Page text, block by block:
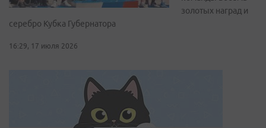
золотых наград и
серебро Кубка Губернатора
16:29, 17 июля 2026